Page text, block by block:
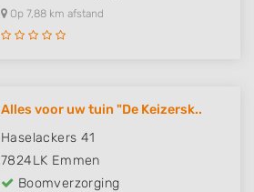
Op 7,88 km afstand
Alles voor uw tuin "De Keizersk..
Haselackers 41
7824LK Emmen
Boomverzorging